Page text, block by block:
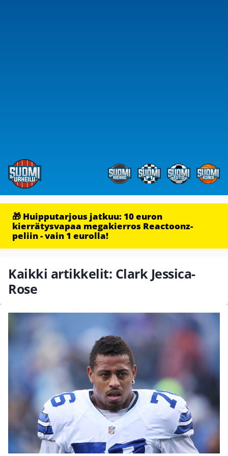
🎁 Huipputarjous jatkuu: 10 euron
kierrätysvapaa megakierros Reactoonz-
peliin - vain 1 eurolla!
Kaikki artikkelit: Clark Jessica-
Rose